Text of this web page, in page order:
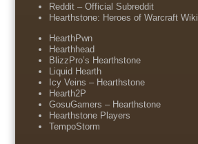
Reddit – Official Subreddit
Hearthstone: Heroes of Warcraft Wiki
HearthPwn
Hearthhead
BlizzPro’s Hearthstone
Liquid Hearth
Icy Veins – Hearthstone
Hearth2P
GosuGamers – Hearthstone
Hearthstone Players
TempoStorm